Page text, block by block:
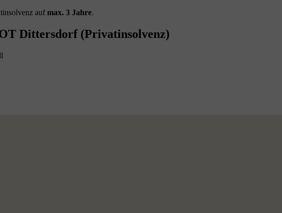
aufmax. 3 Jahre.
Dittersdorf (Privatinsolvenz)